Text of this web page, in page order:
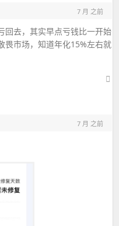
7 月 之前
回去，其实早点亏钱比一开始
畏市场，知道年化15%左右就
7 月 之前